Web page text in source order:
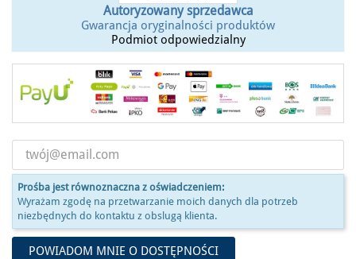
Autoryzowany sprzedawca
Gwarancja oryginalności produktów
Podmiot odpowiedzialny
Prośba jest równoznaczna z oświadczeniem:
Wyrażam zgodę na przetwarzanie moich danych dla potrzeb
niezbędnych do kontaktu z obslugą klienta.
POWIADOM MNIE O DOSTĘPNOŚCI